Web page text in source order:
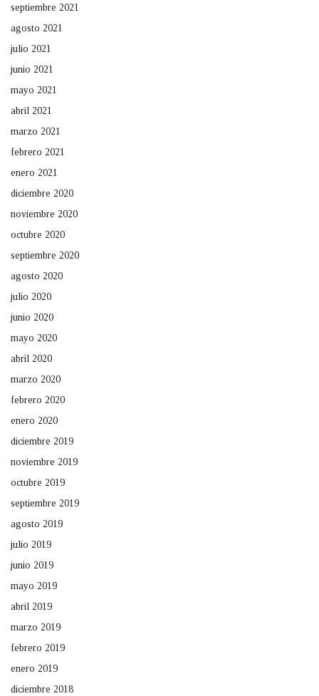
septiembre 2021
agosto 2021
julio 2021
junio 2021
mayo 2021
abril 2021
marzo 2021
febrero 2021
enero 2021
diciembre 2020
noviembre 2020
octubre 2020
septiembre 2020
agosto 2020
julio 2020
junio 2020
mayo 2020
abril 2020
marzo 2020
febrero 2020
enero 2020
diciembre 2019
noviembre 2019
octubre 2019
septiembre 2019
agosto 2019
julio 2019
junio 2019
mayo 2019
abril 2019
marzo 2019
febrero 2019
enero 2019
diciembre 2018